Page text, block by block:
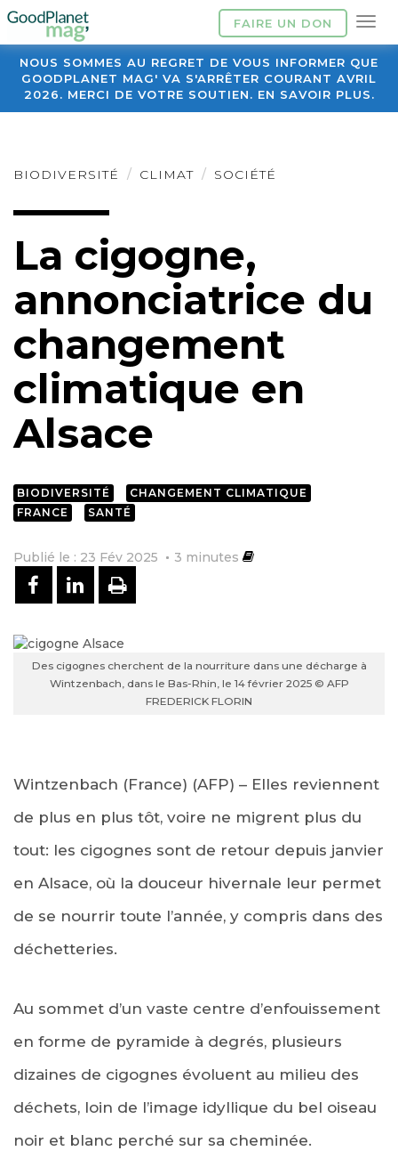
FAIRE UN DON
NOUS SOMMES AU REGRET DE VOUS INFORMER QUE
GOODPLANET MAG' VA S'ARRÊTER COURANT AVRIL
2026. MERCI DE VOTRE SOUTIEN. EN SAVOIR PLUS.
BIODIVERSITÉ CLIMAT SOCIÉTÉ
La cigogne,
annonciatrice du
changement
climatique en
Alsace
BIODIVERSITÉ
CHANGEMENT CLIMATIQUE
FRANCE
SANTÉ
Publié le : 23 Fév 2025 3 minutes
PARTAGER SUR FACEBOOK
PARTAGER SUR LINKEDIN
IMPRIMER
Des cigognes cherchent de la nourriture dans une décharge à
Wintzenbach, dans le Bas-Rhin, le 14 février 2025 © AFP
FREDERICK FLORIN
Wintzenbach (France) (AFP) – Elles reviennent
de plus en plus tôt, voire ne migrent plus du
tout: les cigognes sont de retour depuis janvier
en Alsace, où la douceur hivernale leur permet
de se nourrir toute l’année, y compris dans des
déchetteries.
Au sommet d’un vaste centre d’enfouissement
en forme de pyramide à degrés, plusieurs
dizaines de cigognes évoluent au milieu des
déchets, loin de l’image idyllique du bel oiseau
noir et blanc perché sur sa cheminée.